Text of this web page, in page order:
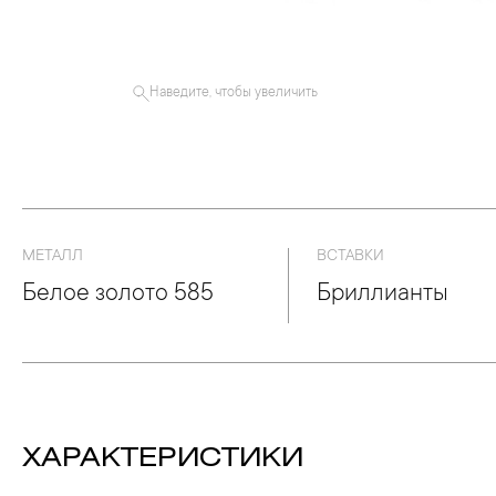
Наведите, чтобы увеличить
МЕТАЛЛ
Белое золото 585
ВСТАВКИ
Бриллианты
ХАРАКТЕРИСТИКИ